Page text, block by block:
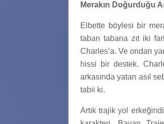
Merakın Doğurduğu
Elbette böylesi bir
taban tabana zıt iki
Charles’a. Ve ondan
hissi bir destek.
arkasında yatan asıl
tabii ki.
Artık trajik yol